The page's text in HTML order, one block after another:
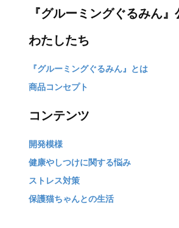
『グルーミングぐるみん』
わたしたち
『グルーミングぐるみん』とは
商品コンセプト
コンテンツ
開発模様
健康やしつけに関する悩み
ストレス対策
保護猫ちゃんとの生活